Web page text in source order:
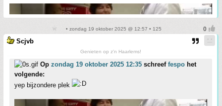
• zondag 19 oktober 2025 @ 12:57 • 125
Scjvb
Genieten op z'n Haarlems!
Op zondag 19 oktober 2025 12:35 schreef fespo het
volgende:
yep bijzondere plek